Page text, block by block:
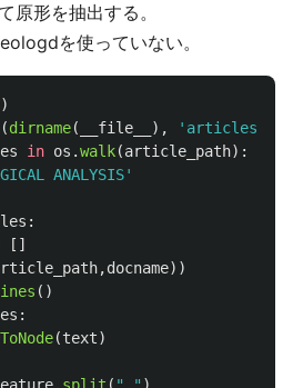
原形を抽出する。
を使っていない。
)
(dirname( __file__ ), ' articles
in os .walk(article_path):
ANALYSIS'
:
[]
,docname))
()
:
(text)